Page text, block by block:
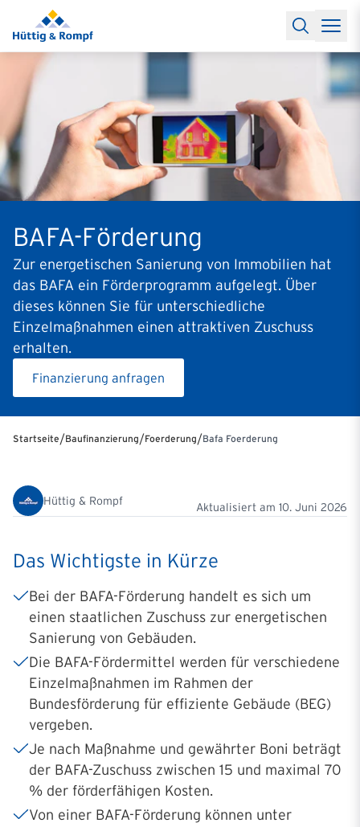
Baufinanzierung
RechnerBaufinanzierungsrechner
Anschlussfinanzierung
Partnerschaft
Erfolgreiche Partnerschaften
Reports
Charts & RechnerAktuelle Bauzinsen
Einbindung
News & EventsUpdates erhaltenAlle Termine
Über uns Ihre Ansprechpartner
BAFA-Förderung
Zur energetischen Sanierung von Immobilien hat
das BAFA ein Förderprogramm aufgelegt. Über
dieses können Sie für unterschiedliche
Einzelmaßnahmen einen attraktiven Zuschuss
erhalten.
Finanzierung anfragen
Startseite/Baufinanzierung/Foerderung/Bafa Foerderung
Hüttig & Rompf Aktualisiert am 10. Juni 2026
Das Wichtigste in Kürze
Bei der BAFA-Förderung handelt es sich um
einen staatlichen Zuschuss zur energetischen
Sanierung von Gebäuden.
Die BAFA-Fördermittel werden für verschiedene
Einzelmaßnahmen im Rahmen der
Bundesförderung für effiziente Gebäude (BEG)
vergeben.
Je nach Maßnahme und gewährter Boni beträgt
der BAFA-Zuschuss zwischen 15 und maximal 70
% der förderfähigen Kosten.
Von einer BAFA-Förderung können unter